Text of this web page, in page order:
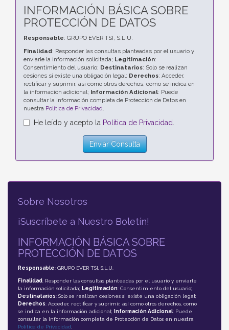
INFORMACIÓN BÁSICA SOBRE
PROTECCIÓN DE DATOS
Responsable: GRUPO EVER TSI, S.L.U.
Finalidad: Responder las consultas planteadas por el usuario y
enviarle la información solicitada; Legitimación:
Consentimiento del usuario; Destinatarios: Solo se realizan
cesiones si existe una obligación legal; Derechos: Acceder,
rectificar y suprimir, así como otros derechos, como se indica en
la información adicional; Información Adicional: Puede
consultar la información completa de Protección de Datos en
nuestra Política de Privacidad.
He leído y acepto la Política de Privacidad
Enviar Consulta
Sobre Nosotros
¡Suscríbete a Nuestro Boletín!
INFORMACIÓN BÁSICA SOBRE
PROTECCIÓN DE DATOS
Responsable: GRUPO EVER TSI, S.L.U.
Finalidad: Responder las consultas planteadas por el usuario y enviarle
la información solicitada; Legitimación: Consentimiento del usuario;
Destinatarios: Solo se realizan cesiones si existe una obligación legal;
Derechos: Acceder, rectificar y suprimir, así como otros derechos, como
se indica en la información adicional;
Información Adicional: Puede
consultar la información completa de Protección de Datos en nuestra
Política de Privacidad